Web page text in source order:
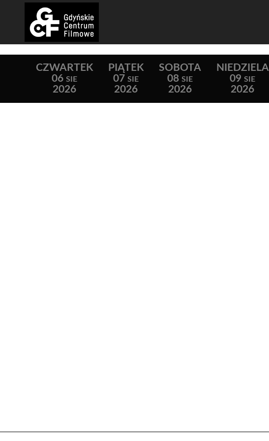
CZWARTEK
06 SIE
2026
PIĄTEK
07 SIE
2026
SOBOTA
08 SIE
2026
NIEDZIELA
09 SIE
2026